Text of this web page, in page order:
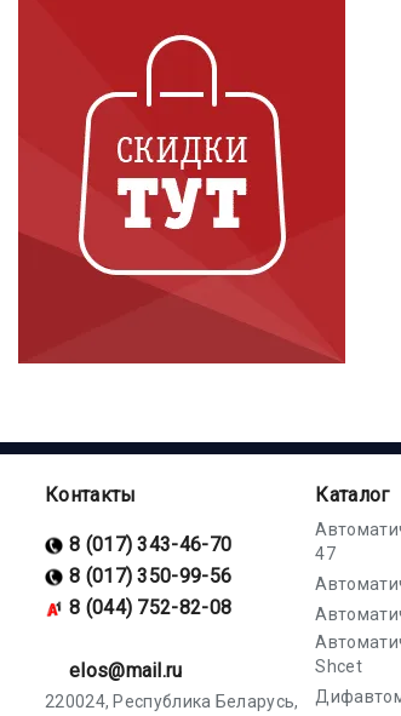
Контакты
8 (017) 343-46-70
8 (017) 350-99-56
8 (044) 752-82-08
elos@mail.ru
220024, Республика Беларусь,
Каталог
47
Shcet